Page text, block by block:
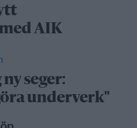
AIK
seger:
underverk"